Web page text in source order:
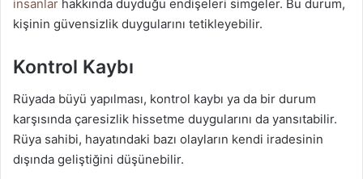
insanlar hakkında duyduğu endişeleri simgeler. Bu durum,
kişinin güvensizlik duygularını tetikleyebilir.
Kontrol Kaybı
Rüyada büyü yapılması, kontrol kaybı ya da bir durum
karşısında çaresizlik hissetme duygularını da yansıtabilir.
Rüya sahibi, hayatındaki bazı olayların kendi iradesinin
dışında geliştiğini düşünebilir.